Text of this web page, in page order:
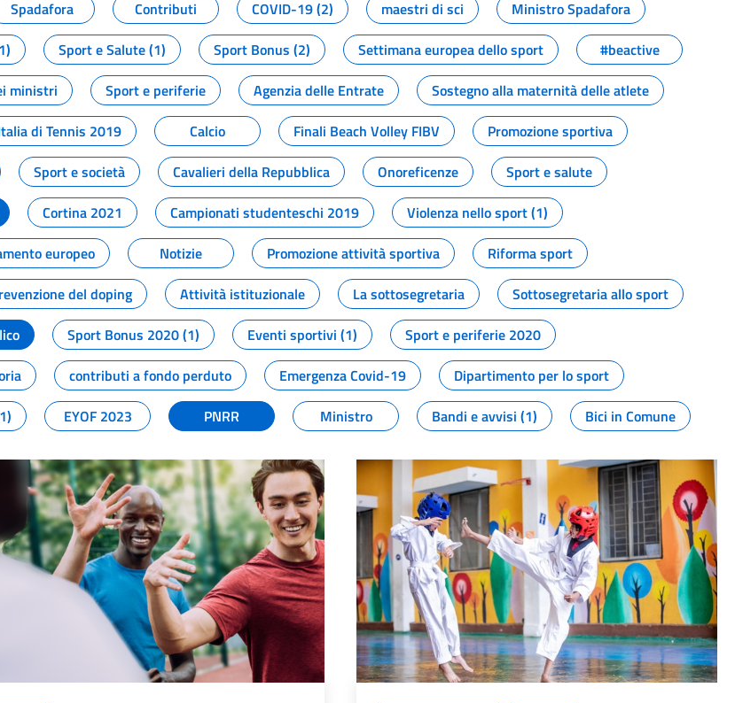
Spadafora Contributi COVID-19 (2) maestri di sci
Ministro Spadafora
Sport e Salute (1) Sport Bonus (2) Settimana europea dello sport
#beactive
ministri Sport e periferie Agenzia delle Entrate
Sostegno alla maternità delle atlete
di Tennis 2019 Calcio Finali Beach Volley FIBV
Promozione sportiva
Sport e società Cavalieri della Repubblica Onoreficenze
Sport e salute
Cortina 2021 Campionati studenteschi 2019
Violenza nello sport (1)
europeo Notizie Promozione attività sportiva
Riforma sport
del doping Attività istituzionale La sottosegretaria
Sottosegretaria allo sport
Sport Bonus 2020 (1) Eventi sportivi (1)
Sport e periferie 2020
contributi a fondo perduto Emergenza Covid-19
Dipartimento per lo sport
EYOF 2023 PNRR Ministro Bandi e avvisi (1) Bici in Comune